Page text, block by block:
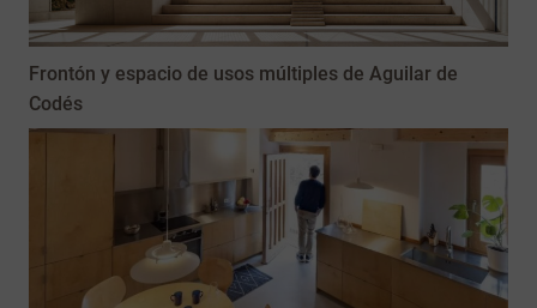
Frontón y espacio de usos múltiples de Aguilar de
Codés